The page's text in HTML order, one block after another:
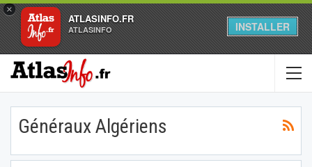
×
ATLASINFO.FR
ATLASINFO INSTALLER
Généraux Algériens